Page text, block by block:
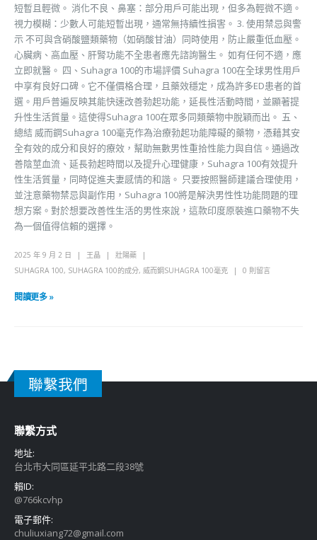
短暫且輕微。 消化不良、鼻塞：部分用戶可能出現，但多為輕微不適。
視力模糊：少數人可能短暫出現，通常無持續性損害。 3. 使用禁忌與警
示 不可與含硝酸鹽類藥物（如硝酸甘油）同時使用，防止嚴重低血壓。
心臟病、高血壓、肝腎功能不全患者應先諮詢醫生。 如有任何不適，應
立即就醫。 四、Suhagra 100的市場評價 Suhagra 100在全球男性用戶
中享有良好口碑。它不僅價格合理，且藥效穩定，成為許多ED患者的首
選。用戶普遍反映其能快速改善勃起功能，延長性活動時間，並顯著提
升性生活質量。這使得Suhagra 100在眾多同類藥物中脫穎而出。 五、
總結 威而鋼Suhagra 100毫克作為治療勃起功能障礙的藥物，憑藉其安
全有效的成分和良好的療效，幫助無數男性重拾性能力與自信。通過改
善陰莖血流、延長勃起時間以及提升心理健康，Suhagra 100有效提升
性生活質量，同時促進夫妻感情的和諧。 只要按照醫師建議合理使用，
並注意藥物禁忌與副作用，Suhagra 100將是解決男性性功能問題的理
想方案。對於想要改善性生活的男性來說，這款印度原裝進口藥物不失
為一個值得信賴的選擇。
2025 年 9 月 2 日 王晶
壯陽藥
SUHAGRA 100, SUHAGRA 100的成分, 威而鋼SUHAGRA 100毫克 0 則留言
閱讀更多 »
聯繫我們
聯繫方式
地址:
台北市大同區延平北路二段38號
賴ID:
@766kcvhp
電子郵件:
chuliuxiang72@gmail.com